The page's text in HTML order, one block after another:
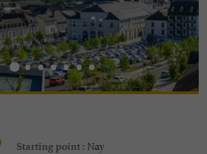
Starting point : Nay